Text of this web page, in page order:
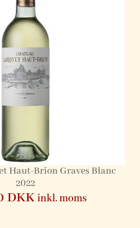
Haut-Brion Graves Blanc
2022
DKKinkl. moms